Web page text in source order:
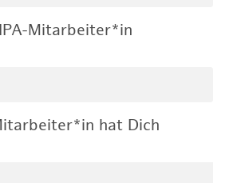
Mitarbeiter*in
hat Dich